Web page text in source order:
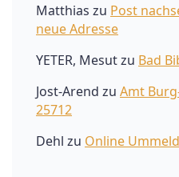
Matthias zu Post
neue Adresse
YETER, Mesutzu Bad
Jost-Arend zu Amt
25712
Dehl zu Online